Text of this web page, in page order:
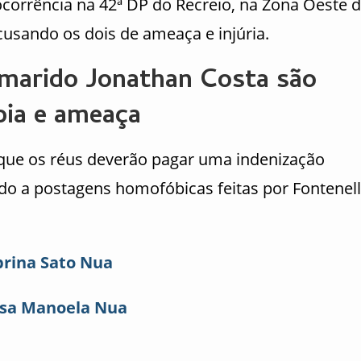
na 42ª DP do Recreio, na Zona Oeste
os dois de ameaça e injúria.
Jonathan Costa são
e ameaça
os réus deverão pagar uma indenização
a postagens homofóbicas feitas por
Sato Nua
Manoela Nua